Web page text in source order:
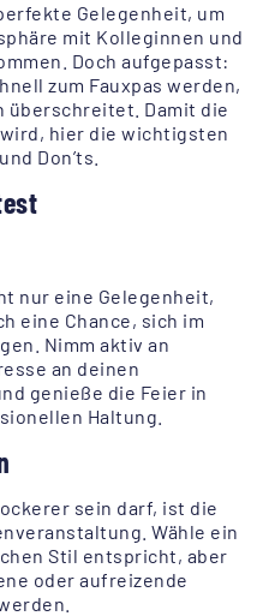
Gelegenheit, um
mit Kolleginnen und
Doch aufgepasst:
zum Fauxpas werden,
überschreitet. Damit die
hier die wichtigsten
Don’ts.
nur eine Gelegenheit,
eine Chance, sich im
Nimm aktiv an
an deinen
genieße die Feier in
Haltung.
sein darf, ist die
Wähle ein
Stil entspricht, aber
oder aufreizende